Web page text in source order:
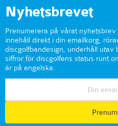
Nyhetsbrevet
Prenumerera på vårat
innehåll direkt i din emailkorg,
discgolfbandesign, underhåll utav
siffror för discgolfens status runt
är på engelska.